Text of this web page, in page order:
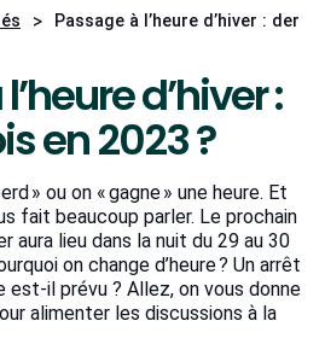
> Passage à l’heure d’hiver :
d’hiver :
en 2023 ?
» ou on « gagne » une heure. Et
fait beaucoup parler. Le prochain
aura lieu dans la nuit du 29 au 30
on change d’heure ? Un arrêt
est-il prévu ? Allez, on vous donne
alimenter les discussions à la